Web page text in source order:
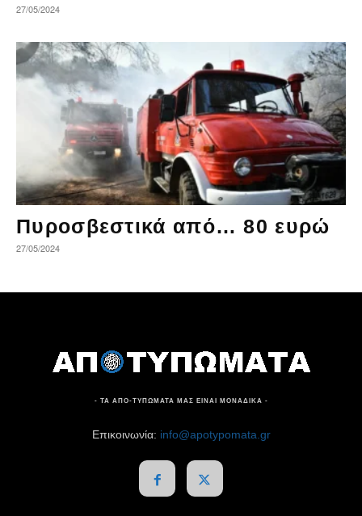
27/05/2024
Πυροσβεστικά από… 80 ευρώ
27/05/2024
- ΤΑ ΑΠΟ-ΤΥΠΩΜΑΤΑ ΜΑΣ ΕΙΝΑΙ ΜΟΝΑΔΙΚΑ -
Επικοινωνία: info@apotypomata.gr